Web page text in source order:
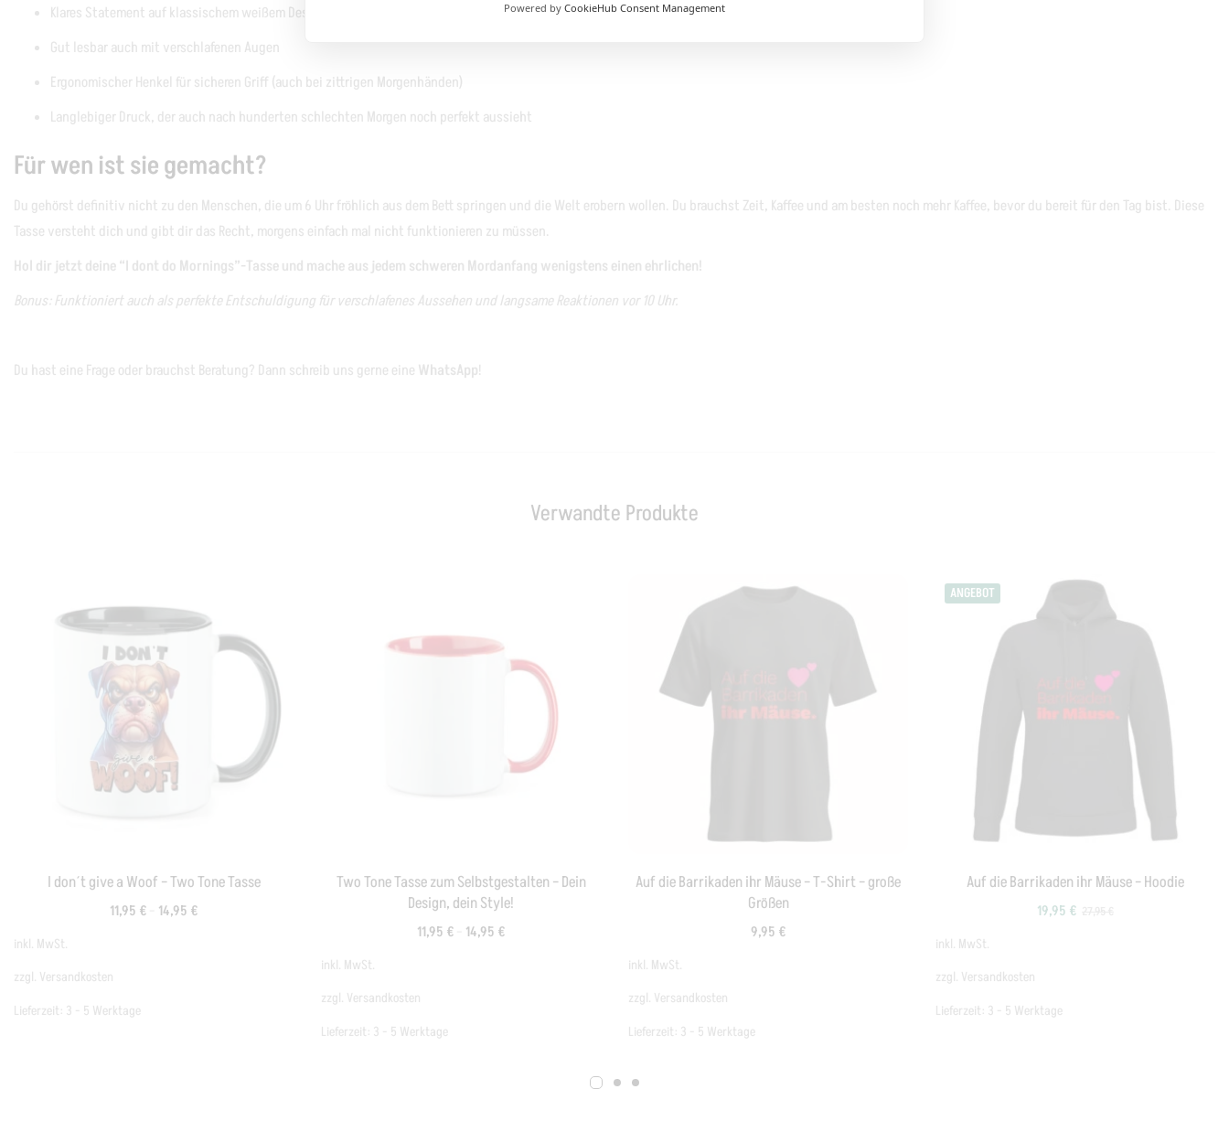
Klares Statement auf klassischem weißem Design
Gut lesbar auch mit verschlafenen Augen
Ergonomischer Henkel für sicheren Griff (auch bei zittrigen Morgenhänden)
Langlebiger Druck, der auch nach hunderten schlechten Morgen noch perfekt aussieht
Für wen ist sie gemacht?
Du gehörst definitiv nicht zu den Menschen, die um 6 Uhr fröhlich aus dem Bett springen und die Welt erobern wollen. Du brauchst Zeit, Kaffee und am besten noch mehr Kaffee, bevor du bereit für den Tag bist. Diese
Tasse versteht dich und gibt dir das Recht, morgens einfach mal nicht funktionieren zu müssen.
Hol dir jetzt deine “I dont do Mornings”-Tasse und mache aus jedem schweren Mordanfang wenigstens einen ehrlichen!
Bonus: Funktioniert auch als perfekte Entschuldigung für verschlafenes Aussehen und langsame Reaktionen vor 10 Uhr.
Du hast eine Frage oder brauchst Beratung? Dann schreib uns gerne eine WhatsApp!
Verwandte Produkte
I don´t give a Woof – Two Tone Tasse
11,95 € 14,95 €
inkl. MwSt.
zzgl. Versandkosten
Lieferzeit: 3 - 5 Werktage
Two Tone Tasse zum Selbstgestalten – Dein
Design, dein Style!
11,95 € 14,95 €
inkl. MwSt.
zzgl. Versandkosten
Lieferzeit: 3 - 5 Werktage
Auf die Barrikaden ihr Mäuse – T-Shirt – große
Größen
9,95 €
inkl. MwSt.
zzgl. Versandkosten
Lieferzeit: 3 - 5 Werktage
ANGEBOT
Auf die Barrikaden ihr Mäuse – Hoodie
19,95 €
inkl. MwSt.
zzgl. Versandkosten
Lieferzeit: 3 - 5 Werktage
Powered by CookieHub Consent Management